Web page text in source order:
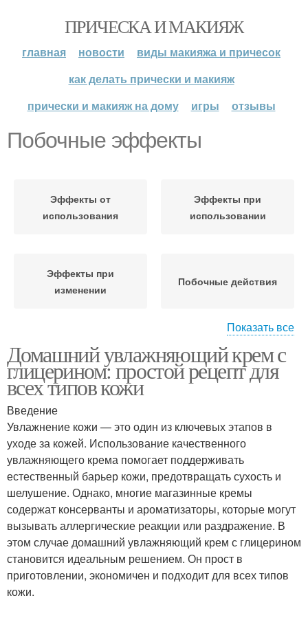
ПРИЧЕСКА И МАКИЯЖ
главная новости
виды макияжа и причесок
как делать прически и макияж
прически и макияж на дому
игры отзывы
Побочные эффекты
Эффекты от
использования
Эффекты при
использовании
Эффекты при
изменении
Побочные действия
Эффекты при
превышении
Показать все
Домашний увлажняющий крем с
глицерином: простой рецепт для
всех типов кожи
Введение
Увлажнение кожи — это один из ключевых этапов в
уходе за кожей. Использование качественного
увлажняющего крема помогает поддерживать
естественный барьер кожи, предотвращать сухость и
шелушение. Однако, многие магазинные кремы
содержат консерванты и ароматизаторы, которые могут
вызывать аллергические реакции или раздражение. В
этом случае домашний увлажняющий крем с глицерином
становится идеальным решением. Он прост в
приготовлении, экономичен и подходит для всех типов
кожи.